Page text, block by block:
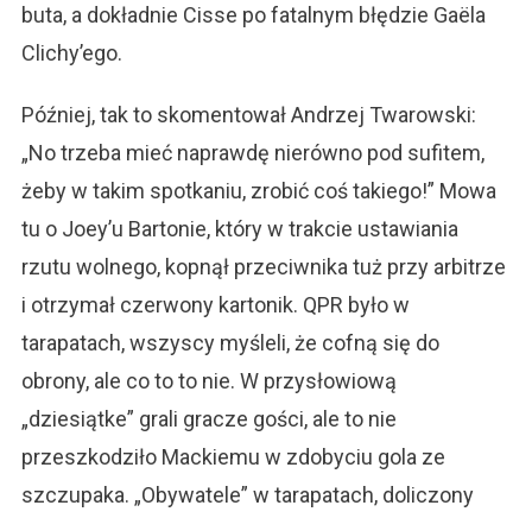
buta, a dokładnie Cisse po fatalnym błędzie Gaëla
Clichy’ego.
Później, tak to skomentował Andrzej Twarowski:
„No trzeba mieć naprawdę nierówno pod sufitem,
żeby w takim spotkaniu, zrobić coś takiego!” Mowa
tu o Joey’u Bartonie, który w trakcie ustawiania
rzutu wolnego, kopnął przeciwnika tuż przy arbitrze
i otrzymał czerwony kartonik. QPR było w
tarapatach, wszyscy myśleli, że cofną się do
obrony, ale co to to nie. W przysłowiową
„dziesiątke” grali gracze gości, ale to nie
przeszkodziło Mackiemu w zdobyciu gola ze
szczupaka. „Obywatele” w tarapatach, doliczony